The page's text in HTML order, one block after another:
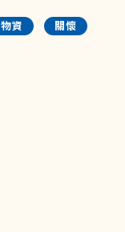
物資 關懷